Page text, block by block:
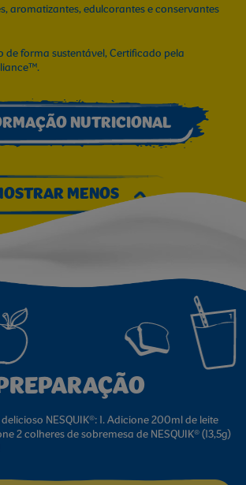
aromatizantes, edulcorantes e conservantes
de forma sustentável, Certificado pela
NUTRICIONAL
MENOS
NESQUIK®: 1. Adicione 200ml de leite
2 colheres de sobremesa de NESQUIK® (13,5g)